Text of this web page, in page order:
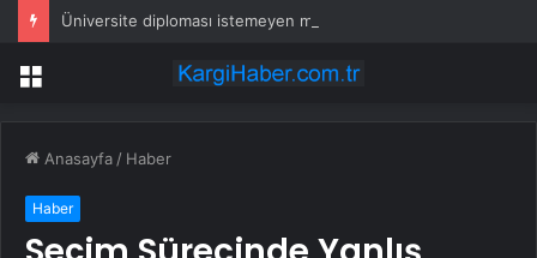
Menü
Anasayfa / Haber
Haber